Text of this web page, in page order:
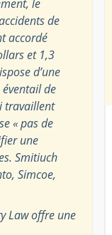
le
de
accordé
et 1,3
d’une
de
travaillent
« pas de
une
Smitiuch
Simcoe,
Law offre une